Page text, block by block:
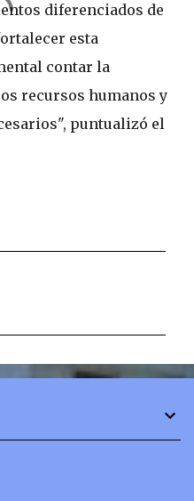
diferenciados de
esta
contar la
recursos humanos y
puntualizó el